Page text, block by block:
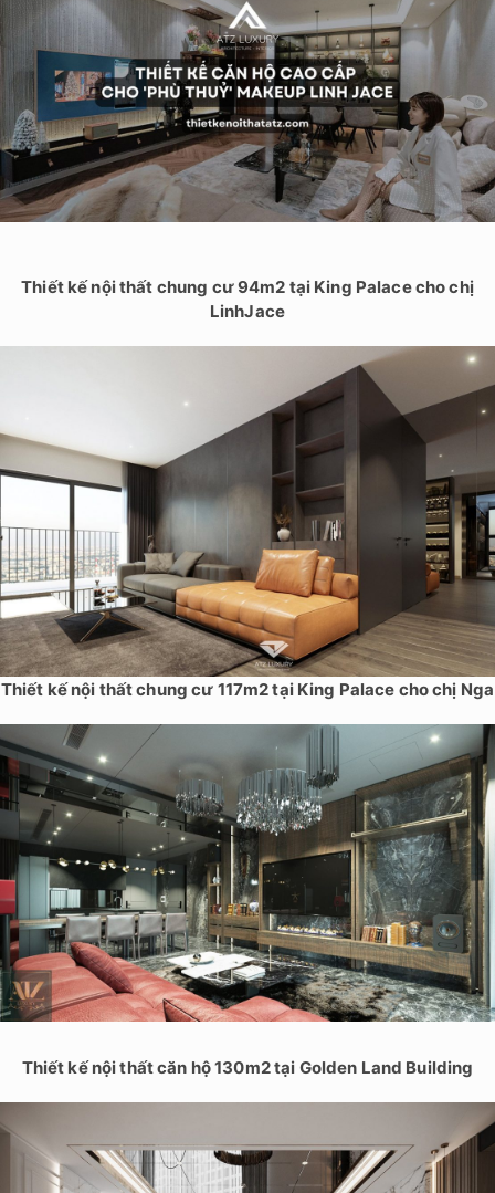
Thiết kế nội thất chung cư 94m2 tại King Palace cho chị
LinhJace
Thiết kế nội thất chung cư 117m2 tại King Palace cho chị Nga
Thiết kế nội thất căn hộ 130m2 tại Golden Land Building